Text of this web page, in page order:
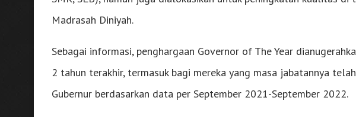
Madrasah Diniyah.
Sebagai informasi, penghargaan Governor of The Year
2 tahun terakhir, termasuk bagi mereka yang masa jabatannya
Gubernur berdasarkan data per September 2021-September 2022.